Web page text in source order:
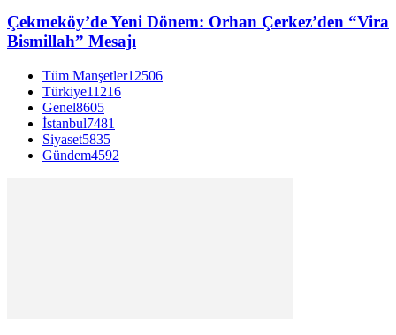
Çekmeköy’de Yeni Dönem: Orhan Çerkez’den “Vira
Bismillah” Mesajı
Tüm Manşetler12506
Türkiye11216
Genel8605
İstanbul7481
Siyaset5835
Gündem4592